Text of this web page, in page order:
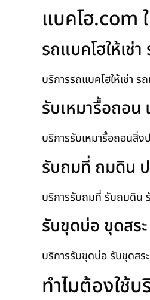
แบคโฮ.com
รถแบคโฮให้เช่า
บริการรถแบคโฮให้เช่า
รับเหมารื้อถอน
บริการรับเหมารื้อถอนสิ่
รับถมที่ ถมดิน
บริการรับถมที่ รับถมดิน
รับขุดบ่อ ขุดสร
บริการรับขุดบ่อ รับขุดส
ทำไมต้องใช้